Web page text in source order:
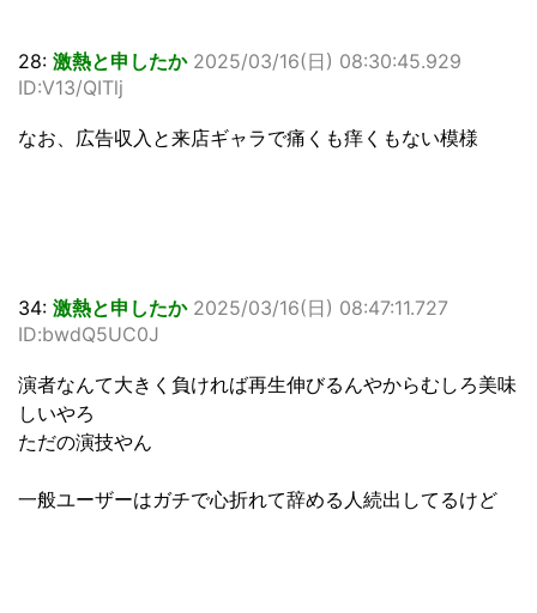
28: 激熱と申したか 2025/03/16(日) 08:30:45.929
ID:V13/QITlj
なお、広告収入と来店ギャラで痛くも痒くもない模様
34: 激熱と申したか 2025/03/16(日) 08:47:11.727
ID:bwdQ5UC0J
演者なんて大きく負ければ再生伸びるんやからむしろ美味
しいやろ
ただの演技やん
一般ユーザーはガチで心折れて辞める人続出してるけど